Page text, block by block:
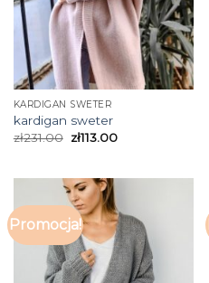
KARDIGAN SWETER
kardigan sweter
zł231.00 zł113.00
Promocja!